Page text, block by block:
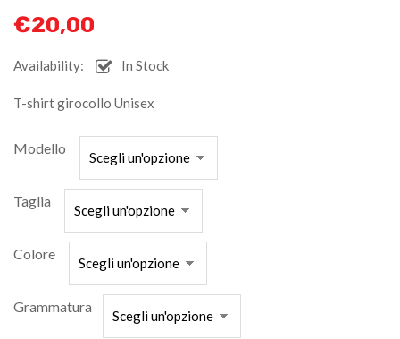
€20,00
Availability: In Stock
T-shirt girocollo Unisex
Modello
Taglia
Colore
Grammatura